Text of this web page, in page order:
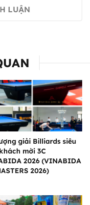
LUẬN
giải Billiards siêu
mời 3C
2026 (VINABIDA
2026)